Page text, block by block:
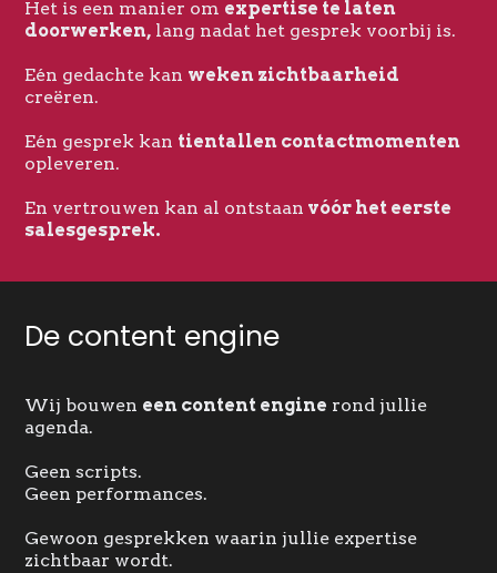
Het is een manier om expertise te laten
doorwerken, lang nadat het gesprek voorbij is.
Eén gedachte kan weken zichtbaarheid
creëren.
Eén gesprek kan tientallen contactmomenten
opleveren.
En vertrouwen kan al ontstaan vóór het eerste
salesgesprek.
De content engine
Wij bouwen een content engine rond jullie
agenda.
Geen scripts.
Geen performances.
Gewoon gesprekken waarin jullie expertise
zichtbaar wordt.